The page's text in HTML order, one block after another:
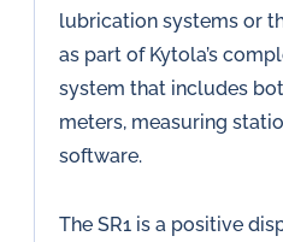
lubrication systems or
as part of Kytola’s
system that includes
meters, measuring
software.
The SR1 is a positive